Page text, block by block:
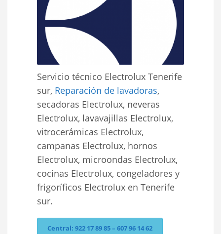
Servicio técnico Electrolux Tenerife
sur, Reparación de lavadoras,
secadoras Electrolux, neveras
Electrolux, lavavajillas Electrolux,
vitrocerámicas Electrolux,
campanas Electrolux, hornos
Electrolux, microondas Electrolux,
cocinas Electrolux, congeladores y
frigoríficos Electrolux en Tenerife
sur.
Central: 922 17 89 85 – 607 96 14 62